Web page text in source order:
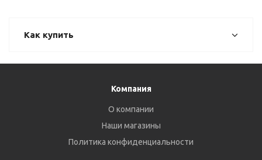
Как купить
Компания
О компании
Наши магазины
Политика конфиденциальности